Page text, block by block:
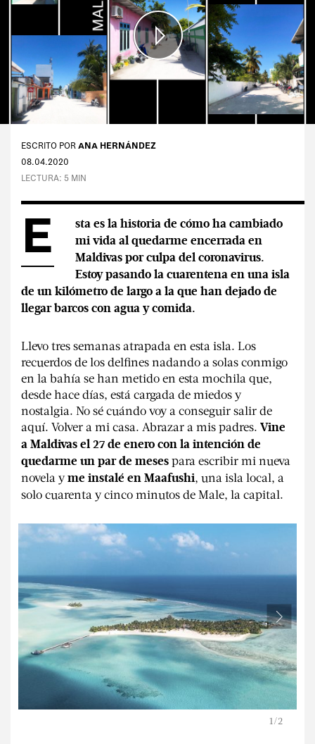
ESCRITO POR ANA HERNÁNDEZ
08.04.2020
LECTURA: 5 MIN
E
sta es la historia de cómo ha cambiado
mi vida al quedarme encerrada en
Maldivas por culpa del coronavirus.
Estoy pasando la cuarentena en una isla
de un kilómetro de largo a la que han dejado de
llegar barcos con agua y comida.
Llevo tres semanas atrapada en esta isla. Los
recuerdos de los delfines nadando a solas conmigo
en la bahía se han metido en esta mochila que,
desde hace días, está cargada de miedos y
nostalgia. No sé cuándo voy a conseguir salir de
aquí. Volver a mi casa. Abrazar a mis padres. Vine
a Maldivas el 27 de enero con la intención de
quedarme un par de mesespara escribir mi nueva
novela yme instalé en Maafushi, una isla local, a
solo cuarenta y cinco minutos de Male, la capital.
1/2
#Cultura
#Anti rutina
#Moda
#Charlas
#Sin filtro
REVISTAS: VIS-À-VIS